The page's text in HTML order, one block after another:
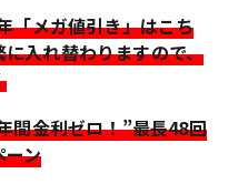
「メガ値引き」はこち
入れ替わりますので、
間金利ゼロ！”最長48回
ーン